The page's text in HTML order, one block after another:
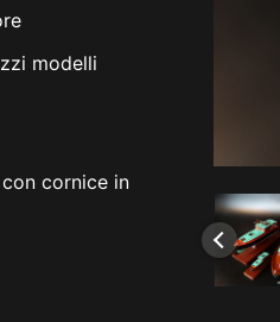
modelli
cornice in